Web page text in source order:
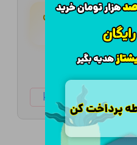
۸۷,۸۸۸ تومان
ketabtala.com/